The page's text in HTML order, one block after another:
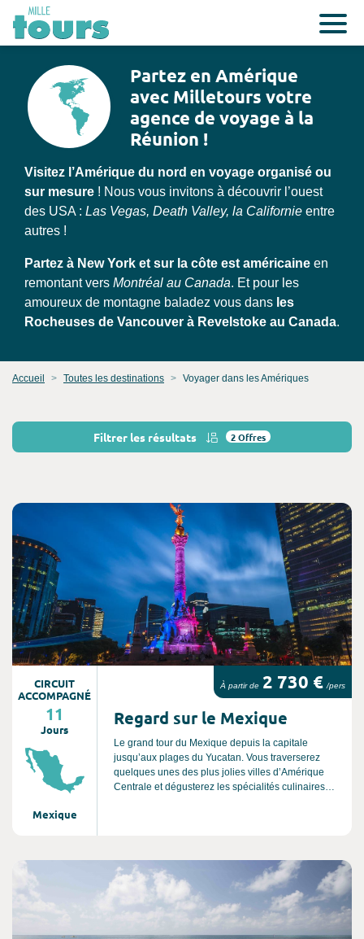
Partez en Amérique
avec Milletours votre
agence de voyage à la
Réunion !
Visitez l’Amérique du nord en voyage organisé ou
sur mesure ! Nous vous invitons à découvrir l’ouest
des USA : Las Vegas, Death Valley, la Californie entre
autres !
Partez à New York et sur la côte est américaine en
remontant vers Montréal au Canada. Et pour les
amoureux de montagne baladez vous dans les
Rocheuses de Vancouver à Revelstoke au Canada.
Accueil Toutes les destinations Voyager dans les Amériques
Filtrer les résultats 2Offres
CIRCUIT
ACCOMPAGNÉ
11
Jours
Mexique
À partir de 2 730 € /pers
Regard sur le Mexique
Le grand tour du Mexique depuis la capitale
jusqu’aux plages du Yucatan. Vous traverserez
quelques unes des plus jolies villes d’Amérique
Centrale et dégusterez les spécialités culinaires
Consultez l'offre de voyage
Consultez l'offre de voyage